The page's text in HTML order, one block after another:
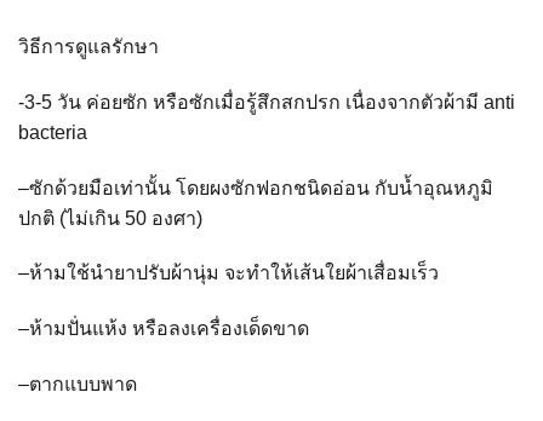
วิธีการดูแลรักษา
-3-5 วัน ค่อยซัก หรือซักเมื่อรู้สึกสกปรก เนื่องจากตัวผ้ามี anti
bacteria
–ซักด้วยมือเท่านั้น โดยผงซักฟอกชนิดอ่อน กับน้ำอุณหภูมิ
ปกติ (ไม่เกิน 50 องศา)
–ห้ามใช้นำยาปรับผ้านุ่ม จะทำให้เส้นใยผ้าเสื่อมเร็ว
–ห้ามปั่นแห้ง หรือลงเครื่องเด็ดขาด
–ตากแบบพาด